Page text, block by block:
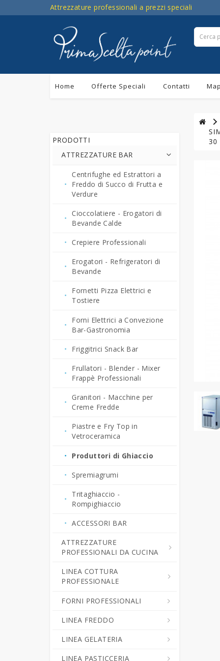
Attrezzature professionali a prezzi speciali
Home Offerte Speciali Contatti
PRODOTTI
ATTREZZATURE BAR
Centrifughe ed Estrattori a
Freddo di Succo di Frutta e
Verdure
Cioccolatiere - Erogatori di
Bevande Calde
Crepiere Professionali
Erogatori - Refrigeratori di
Bevande
Fornetti Pizza Elettrici e
Tostiere
Forni Elettrici a Convezione
Bar-Gastronomia
Friggitrici Snack Bar
Frullatori - Blender - Mixer
Frappè Professionali
Granitori - Macchine per
Creme Fredde
Piastre e Fry Top in
Vetroceramica
Produttori di Ghiaccio
Spremiagrumi
Tritaghiaccio -
Rompighiaccio
ACCESSORI BAR
ATTREZZATURE
PROFESSIONALI DA CUCINA
Cutter da Cucina
Professionali
Grattugie Professionali
Pelapatate - Puliscicozze
Tagliaverdura -
LINEA COTTURA
PROFESSIONALE
Cucine Professionali
Piani Cottura da Banco
Cuocipasta Professionali
Friggitrici Professionali
FORNI PROFESSIONALI
Forni Combinati
Forni Gastronomia
Forni Pasticceria
LINEA FREDDO
Abbattitori di Temperatura
LINEA GELATERIA
Abbattitori di Temperatura -
LINEA PASTICCERIA
30